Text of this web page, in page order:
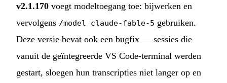
v2.1.170 voegt modeltoegang toe: bijwerken en
vervolgens /model claude-fable-5 gebruiken.
Deze versie bevat ook een bugfix — sessies die
vanuit de geïntegreerde VS Code-terminal werden
gestart, sloegen hun transcripties niet langer op en